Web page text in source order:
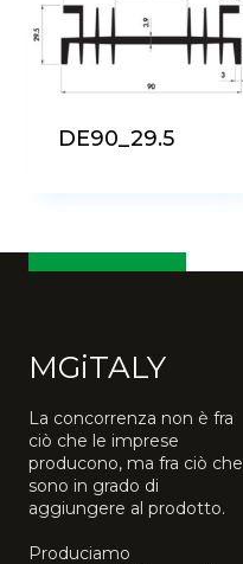
DE90_29.5
MGiTALY
La concorrenza non è fra
ciò che le imprese
producono, ma fra ciò che
sono in grado di
aggiungere al prodotto.
Produciamo